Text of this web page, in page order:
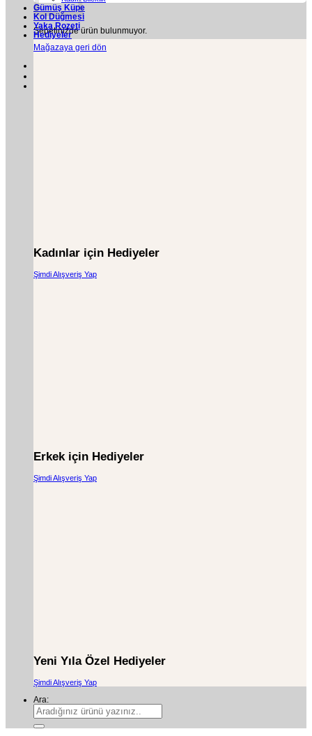
Sepetinizde ürün bulunmuyor.
Mağazaya geri dön
Gümüş Küpe
Kol Düğmesi
Yaka Rozeti
Hediyeler
Kadınlar için Hediyeler
Şimdi Alışveriş Yap
Erkek için Hediyeler
Şimdi Alışveriş Yap
Yeni Yıla Özel Hediyeler
Şimdi Alışveriş Yap
Ara: